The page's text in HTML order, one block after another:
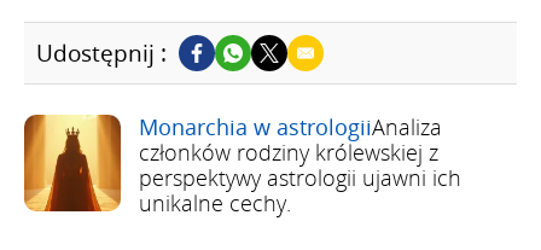
Udostępnij :
Monarchia w astrologiiAnaliza
członków rodziny królewskiej z
perspektywy astrologii ujawni ich
unikalne cechy.